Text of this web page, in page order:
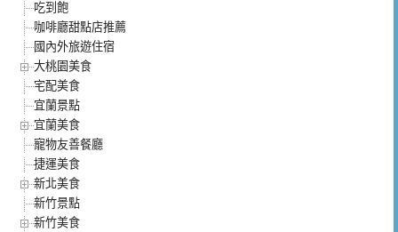
吃到飽
咖啡廳甜點店推薦
國內外旅遊住宿
大桃園美食
宅配美食
宜蘭景點
宜蘭美食
寵物友善餐廳
捷運美食
新北美食
新竹景點
新竹美食